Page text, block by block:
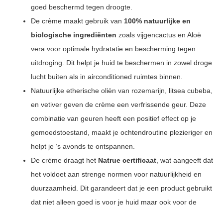
goed beschermd tegen droogte.
De crème maakt gebruik van 100% natuurlijke en
biologische ingrediënten zoals vijgencactus en Aloë
vera voor optimale hydratatie en bescherming tegen
uitdroging. Dit helpt je huid te beschermen in zowel droge
lucht buiten als in airconditioned ruimtes binnen.
Natuurlijke etherische oliën van rozemarijn, litsea cubeba,
en vetiver geven de crème een verfrissende geur. Deze
combinatie van geuren heeft een positief effect op je
gemoedstoestand, maakt je ochtendroutine plezieriger en
helpt je ’s avonds te ontspannen.
De crème draagt het Natrue certificaat , wat aangeeft dat
het voldoet aan strenge normen voor natuurlijkheid en
duurzaamheid. Dit garandeert dat je een product gebruikt
dat niet alleen goed is voor je huid maar ook voor de